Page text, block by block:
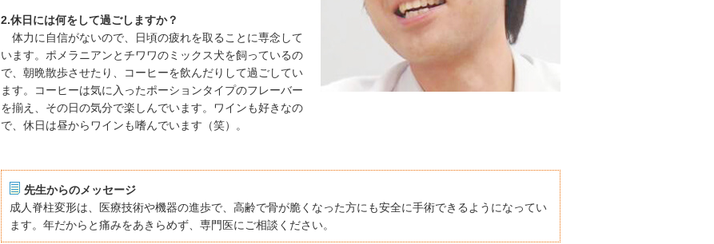
2.休日には何をして過ごしますか？
体力に自信がないので、日頃の疲れを取ることに専念して
います。ポメラニアンとチワワのミックス犬を飼っているの
で、朝晩散歩させたり、コーヒーを飲んだりして過ごしてい
ます。コーヒーは気に入ったポーションタイプのフレーバー
を揃え、その日の気分で楽しんでいます。ワインも好きなの
で、休日は昼からワインも嗜んでいます（笑）。
先生からのメッセージ
成人脊柱変形は、医療技術や機器の進歩で、高齢で骨が脆くなった方にも安全に手術できるようになってい
ます。年だからと痛みをあきらめず、専門医にご相談ください。